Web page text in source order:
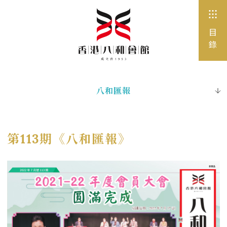
目
錄
八和公告
媒體報道
八和匯報
工作機會
招標
第113期《八和匯報》